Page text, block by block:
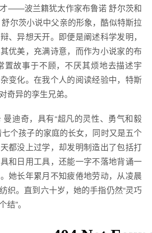
——波兰籍犹太作家布鲁诺 舒尔茨和
尔茨小说中父亲的形象，酷似特斯拉
、异想天开。即便是阐述科学发明，
优美，充满诗意，而作为小说家的布
置故事于不顾，不厌其烦地去描述宇
变化。在我个人的阅读经验中，特斯
奇异的孪生兄弟。
迪奇，具有“超凡的灵性、勇气和毅
七个孩子的家庭的长女，同时又是五个
都没上过学，却发明制造出了包括打
和日用工具，还能一字不落地背诵一
她长年累月不知疲倦地劳动，从凌晨
织。直到六十岁，她的手指仍然“灵巧
”。